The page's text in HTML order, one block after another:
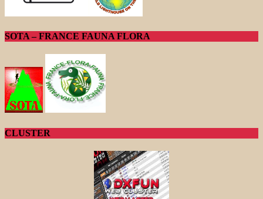
SOTA – FRANCE FAUNA FLORA
CLUSTER